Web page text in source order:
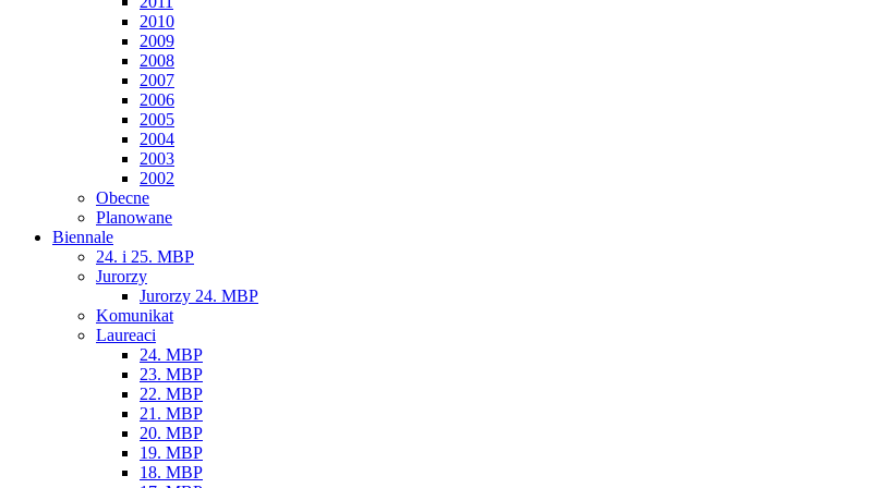
2010
2009
2008
2007
2006
2005
2004
2003
2002
Obecne
Planowane
Biennale
24. i 25. MBP
Jurorzy
Jurorzy 24. MBP
Komunikat
Laureaci
24. MBP
23. MBP
22. MBP
21. MBP
20. MBP
19. MBP
18. MBP